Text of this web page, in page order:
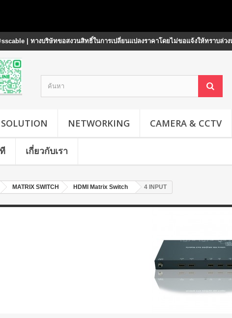
| ทางบริษัทขอสงวนสิทธิ์ในการเปลี่ยนแปลงราคาโดยไม่ขอแจ้งให้ทราบล่ว
NETWORKING CAMERA & CCTV
เกี่ยวกับเรา
MATRIX SWITCH HDMI Matrix Switch 4 INPUT